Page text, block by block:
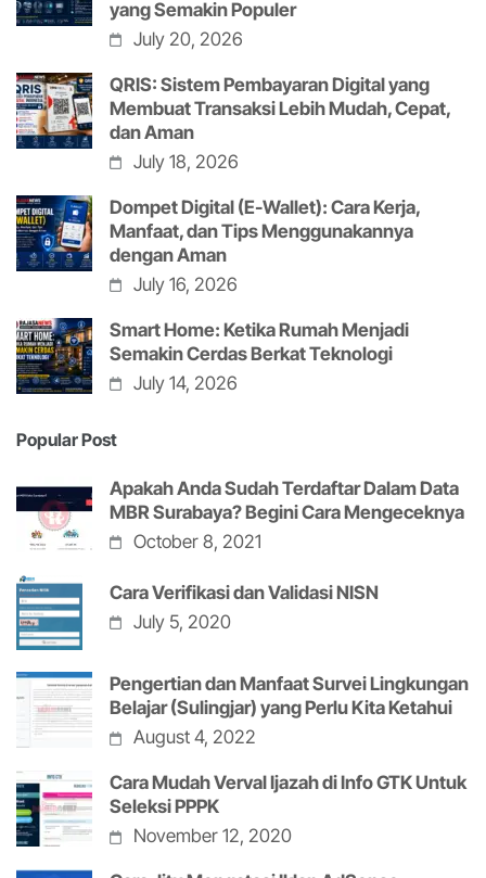
yang Semakin Populer
July 20, 2026
QRIS: Sistem Pembayaran Digital yang
Membuat Transaksi Lebih Mudah, Cepat,
dan Aman
July 18, 2026
Dompet Digital (E-Wallet): Cara Kerja,
Manfaat, dan Tips Menggunakannya
dengan Aman
July 16, 2026
Smart Home: Ketika Rumah Menjadi
Semakin Cerdas Berkat Teknologi
July 14, 2026
Popular Post
Apakah Anda Sudah Terdaftar Dalam Data
MBR Surabaya? Begini Cara Mengeceknya
October 8, 2021
Cara Verifikasi dan Validasi NISN
July 5, 2020
Pengertian dan Manfaat Survei Lingkungan
Belajar (Sulingjar) yang Perlu Kita Ketahui
August 4, 2022
Cara Mudah Verval Ijazah di Info GTK Untuk
Seleksi PPPK
November 12, 2020